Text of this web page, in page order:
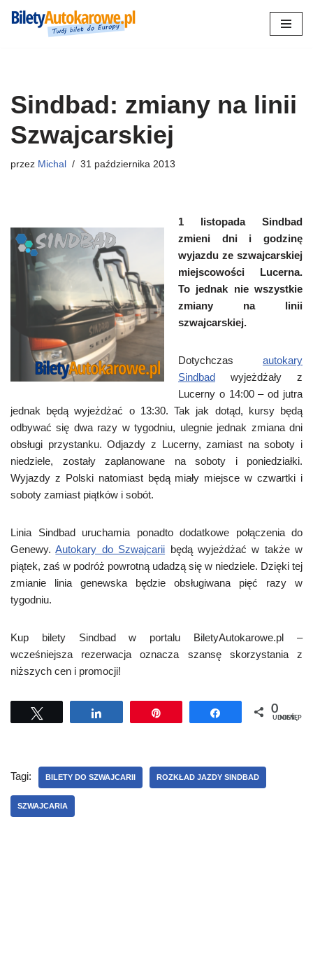
Sindbad: zmiany na linii
Szwajcarskiej
przez Michal 31 października 2013
1 listopada Sindbad
zmieni dni i godzinę
wyjazdu ze szwajcarskiej
miejscowości Lucerna.
To jednak nie wszystkie
zmiany na linii
szwajcarskiej.
Dotychczas autokary
Sindbad wyjeżdżały z
Lucerny o 14:00 – od jutra
jednak będą wyjeżdżać o 13:30. Tak jak dotąd, kursy będą
odbywać się dwa razy w tygodniu, ulegnie jednak zmiana dni
obsługi przystanku. Odjazdy z Lucerny, zamiast na soboty i
niedziele, zostały zaplanowane na soboty i poniedziałki.
Wyjazdy z Polski natomiast będą miały miejsce w czwartki i
soboty zamiast piątków i sobót.
Linia Sindbad uruchamia ponadto dodatkowe połączenia do
Genewy.Autokary do Szwajcarii będą wyjeżdżać w także w
piątek, zaś w podróż powrotną udadzą się w niedziele. Dzięki tej
zmianie linia genewska będzie obsługiwana pięć razy w
tygodniu.
Kup bilety Sindbad w portalu BiletyAutokarowe.pl –
wcześniejsza rezerwacja oznacza szansę skorzystania z
niższych cen i promocji!
Udostępnij Udostępnij
0
UDOSTĘPNIEŃ
Tagi: BILETY DO SZWAJCARII ROZKŁAD JAZDY SINDBAD
SZWAJCARIA